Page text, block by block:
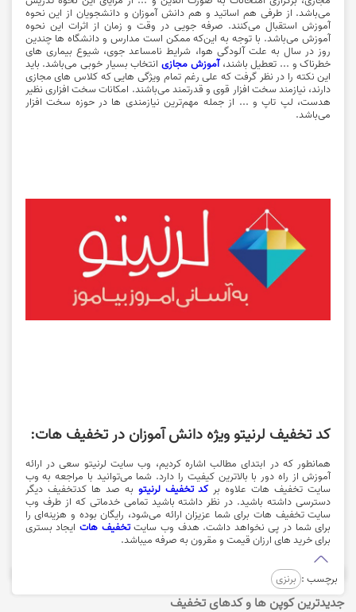
می‌باشد. از طرفی هم اساتید و هم دانش آموزان و دانشجویان از این نحوه
آموزش استقبال می‌کنند. صرفه جویی در وقت و زمان از اثرات این نحوه
آموزش می‌باشد. با توجه به این‌که ممکن است مدارس و دانشگاه ها چندین
روز در سال به علت آلودگی هوا، شرایط نامساعد جوی، شیوع بیماری های
خطرناک و ... تعطیل باشند،آموزش مجازی انتخاب بسیار خوبی می‌باشد. باید
این نکته را در نظر گرفت که علی رغم تمام ویژگی هایی که کلاس های مجازی
دارند، نیازمند سخت افزار قوی و قدرتمند می‌باشند. امکانات سخت افزاری نظیر
هدست، لپ تاپ و ... از جمله مهم‌ترین نیازمندی ها در حوزه سخت افزار
می‌باشد.
کد تخفیف لرنیتو ویژه دانش آموزان در تخفیف هات:
همانطور که در ابتدای مطالب اشاره کردیم، وب سایت لرنیتو سعی در ارائه
آموزش از راه دور با بالاترین کیفیت را دارد. شما می‌توانید با مراجعه به وب
سایت تخفیف هات علاوه بر کد تخفیف لرنیتو به صد ها کدتخفیف دیگر
دسترسی داشته باشید. در نظر داشته باشید تمامی خدماتی که از طرف وب
سایت تخفیف هات برای شما عزیزان ارائه می‌شود، رایگان بوده و هزینه‌ای را
برای شما در پی نخواهد داشت. هدف وب سایتتخفیف هات ایجاد بستری
برای خرید های ارزان قیمت و مقرون به صرفه می‎باشد.
برچسب : برنزی
جدیدترین کوپن ها و کدهای تخفیف